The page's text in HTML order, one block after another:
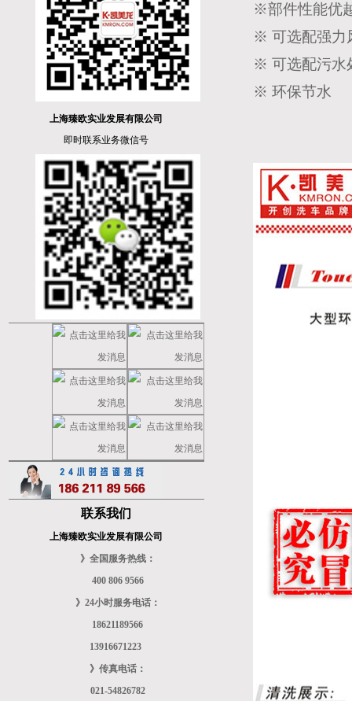
上海臻欧实业发展有限公司
即时联系业务微信号
联系我们
上海臻欧实业发展有限公司
》全国服务热线：
400 806 9566
》24小时服务电话：
18621189566
13916671223
》传真电话：
021-54826782
※部件性能优
※ 可选配强力
※ 可选配污水
※ 环保节水